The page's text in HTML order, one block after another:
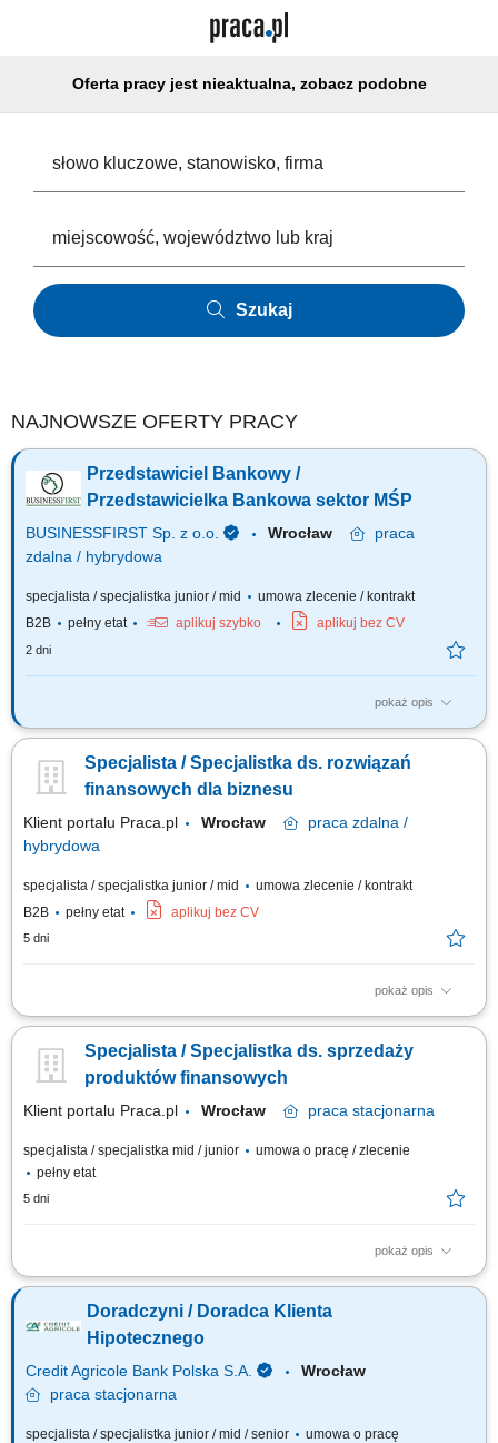
Oferta pracy jest nieaktualna, zobacz podobne
Szukaj
NAJNOWSZE OFERTY PRACY
Przedstawiciel Bankowy /
Przedstawicielka Bankowa sektor MŚP
BUSINESSFIRST Sp. z o.o. Wrocław
praca
zdalna / hybrydowa
specjalista / specjalistka junior / mid
umowa zlecenie / kontrakt
B2B
pełny etat aplikuj szybko aplikuj bez CV
2 dni
pokaż opis
Opis stanowiska Pozyskiwanie klientów biznesowych oraz sprzedaż
bankowe, faktoring i inne rozwiązania finansowe. Rozwój w kierunku
multidoradcy poprzez poszerzanie oferty produktowej dla klientów
Specjalista / Specjalistka ds. rozwiązań
finansowych dla biznesu
Klient portalu Praca.pl Wrocław praca zdalna /
hybrydowa
specjalista / specjalistka junior / mid
umowa zlecenie / kontrakt
B2B
pełny etat aplikuj bez CV
5 dni
pokaż opis
Samodzielne docieranie do sektora przedsiębiorstw i doradztwo w
kompetencji doradczych zmierzający do samodzielnego zarządzania
pełnym portfolio usług bankowych. Prowadzenie rozmów handlowych
Specjalista / Specjalistka ds. sprzedaży
produktów finansowych
Klient portalu Praca.pl Wrocław praca stacjonarna
specjalista / specjalistka mid / junior
umowa o pracę / zlecenie
pełny etat
5 dni
pokaż opis
aktywne pozyskiwanie klientów oraz sprzedaż produktów bankowych i
dopasowanie rozwiązań finansowych; rzetelne przedstawianie warunków
oferty, zasad i ryzyk; obsługa posprzedażowa klientów i realizacja
Doradczyni / Doradca Klienta
Hipotecznego
Credit Agricole Bank Polska S.A.
Wrocław
praca stacjonarna
specjalista / specjalistka junior / mid / senior
umowa o pracę